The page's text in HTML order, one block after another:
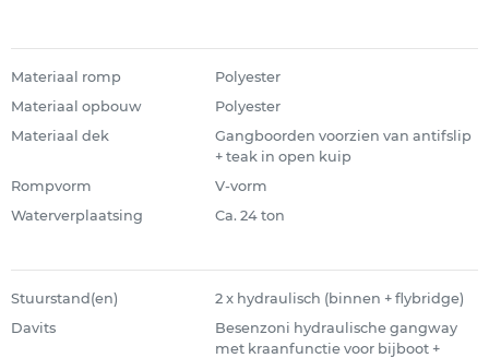
Materiaal romp
Polyester
Materiaal opbouw
Polyester
Materiaal dek
Gangboorden voorzien van antifslip
+ teak in open kuip
Rompvorm
V-vorm
Waterverplaatsing
Ca. 24 ton
Stuurstand(en)
2 x hydraulisch (binnen + flybridge)
Davits
Besenzoni hydraulische gangway
met kraanfunctie voor bijboot +